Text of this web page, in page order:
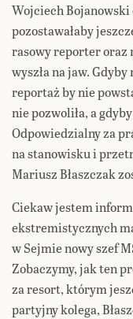
Wojciech
pozostawałaby
rasowy reporter oraz
wyszła na jaw.
reportaż by nie
nie pozwoliła, a
Odpowiedzialny za
na stanowisku i
Mariusz Błaszczak
Ciekaw jestem
ekstremistycznych
w Sejmie nowy szef
Zobaczymy, jak ten
za resort, którym
partyjny kolega,